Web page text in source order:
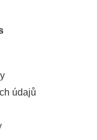
údajů